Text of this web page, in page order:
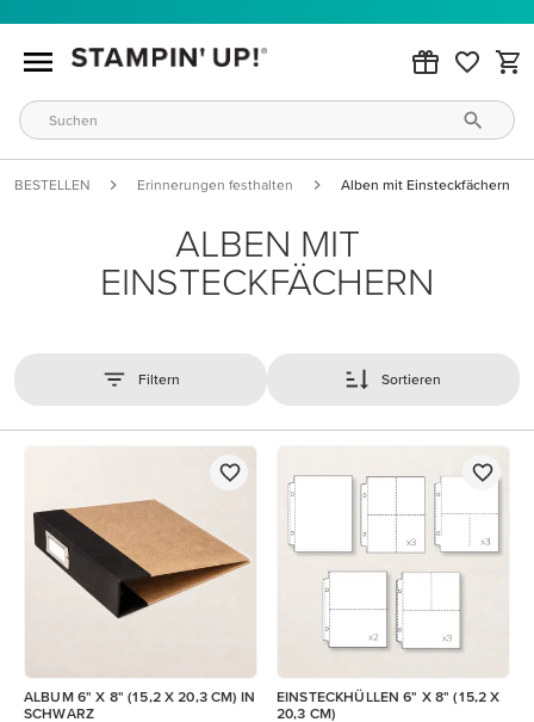
BESTELLEN Erinnerungen festhalten Alben mit Einsteckfächern
ALBEN MIT
EINSTECKFÄCHERN
Filtern Sortieren
ALBUM 6" X 8" (15,2 X 20,3 CM) IN
SCHWARZ
EINSTECKHÜLLEN 6" X 8" (15,2 X
20,3 CM)